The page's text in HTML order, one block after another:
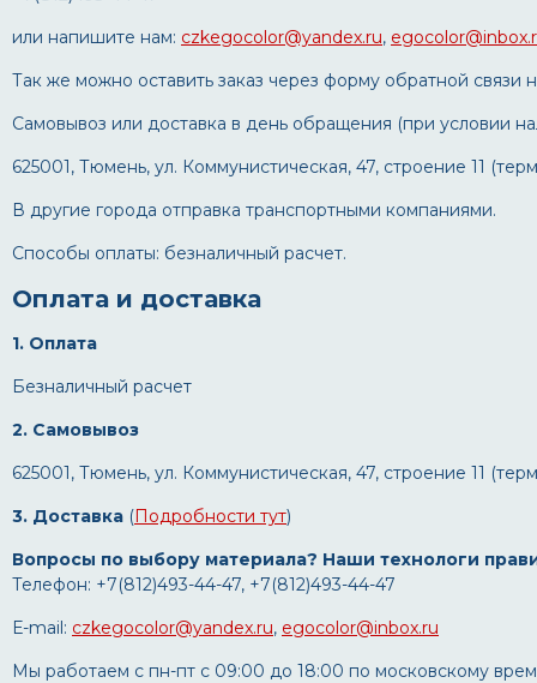
или напишите нам: czkegocolor@yandex.ru,
Так же можно оставить заказ через форму обратной связи
Самовывоз или доставка в день обращения (при условии
625001, Тюмень, ул. Коммунистическая, 47, строение 11
В другие города отправка транспортными компаниями.
Способы оплаты: безналичный расчет.
Оплата и доставка
1. Оплата
Безналичный расчет
2. Самовывоз
625001, Тюмень, ул. Коммунистическая, 47, строение 11
3. Доставка (Подробности тут)
Вопросы по выбору материала? Наши технологи
Телефон: +7(812)493-44-47, +7(812)493-44-47
Е-mail: czkegocolor@yandex.ru, egocolor@inbox.ru
Мы работаем с пн-пт с 09:00 до 18:00 по московскому